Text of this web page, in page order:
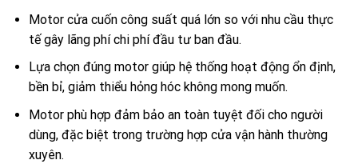
Motor cửa cuốn công suất quá lớn so với nhu cầu thực
tế gây lãng phí chi phí đầu tư ban đầu.
Lựa chọn đúng motor giúp hệ thống hoạt động ổn định,
bền bỉ, giảm thiểu hỏng hóc không mong muốn.
Motor phù hợp đảm bảo an toàn tuyệt đối cho người
dùng, đặc biệt trong trường hợp cửa vận hành thường
xuyên.